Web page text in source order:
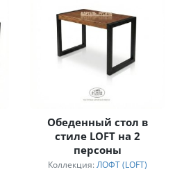
Обеденный стол в
стиле LOFT на 2
персоны
Коллекция: ЛОФТ (LOFT)